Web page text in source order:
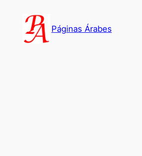
contenido
Páginas Árabes